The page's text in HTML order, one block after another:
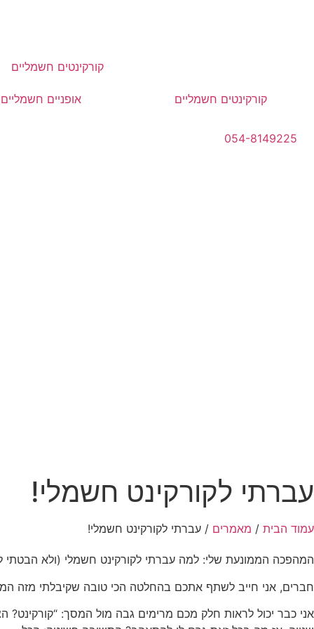
קורקינטים חשמליים
קורקינטים חשמליים אופניים חשמליים
054-8149225
עברתי לקורקינט חשמלי!
עמוד הבית / מאמרים / עברתי לקורקינט חשמלי!
המהפכה הממונעת שלי: למה עברתי לקורקינט חשמלי (ולא הבטתי
חברים, אני חייב לשתף אתכם בהחלטה הכי טובה שקיבלתי מזה
אני כבר יכול לראות חלק מכם מרימים גבה מול המסך: “קורקינט?